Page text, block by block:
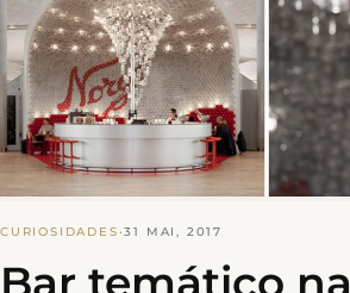
CURIOSIDADES·31 MAI, 2017
Bar temático na